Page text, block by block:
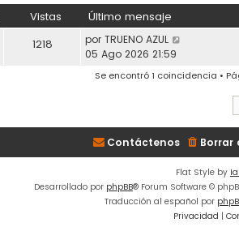
Vistas Último mensaje
1218 por TRUENO AZUL
05 Ago 2026 21:59
Se encontró 1 coincidencia •
Borrar
Contáctenos
Flat Style by
Desarrollado por phpBB® Forum Software ©
Traducción al español por
Privacidad |